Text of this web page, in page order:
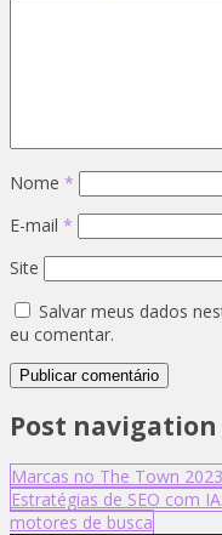
Nome *
E-mail *
Site
Salvar meus dados
eu comentar.
Post navigation
Marcas no The Town
Estratégias de SEO com
motores de busca